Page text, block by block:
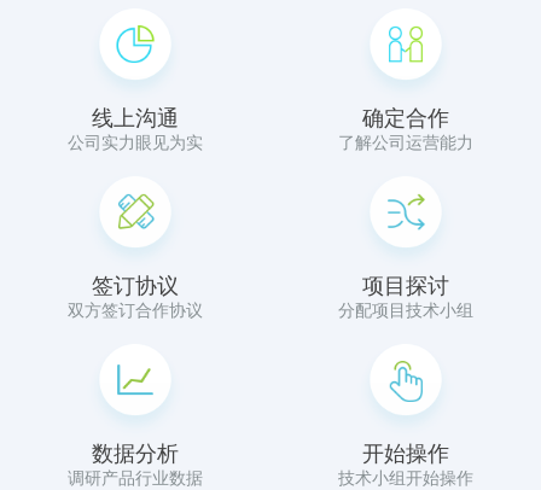
线上沟通
公司实力眼见为实
确定合作
了解公司运营能力
签订协议
双方签订合作协议
项目探讨
分配项目技术小组
数据分析
调研产品行业数据
开始操作
技术小组开始操作